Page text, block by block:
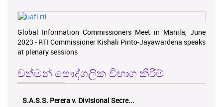
Global Information Commissioners Meet in Manila, June
2023 - RTI Commissioner Kishali Pinto-Jayawardena speaks
at plenary sessions
වත්මන් පෞද්ගලික විභාග කිරීම්
S.A.S.S. Perera v. Divisional Secre...